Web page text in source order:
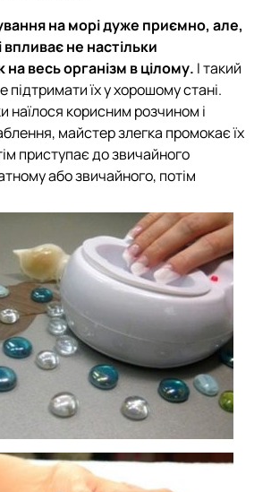
на морі дуже приємно, але,
впливає не настільки
весь організм в цілому. І такий
їх у хорошому стані.
наїлося корисним розчином і
майстер злегка промокає їх
приступає до звичайного
або звичайного, потім